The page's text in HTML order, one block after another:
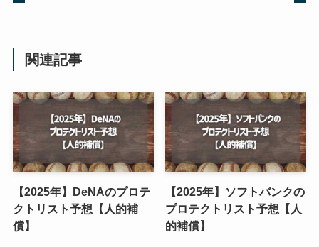
関連記事
【2025年】DeNAのプロテ
クトリスト予想【人的補
償】
【2025年】ソフトバンクの
プロテクトリスト予想【人
的補償】